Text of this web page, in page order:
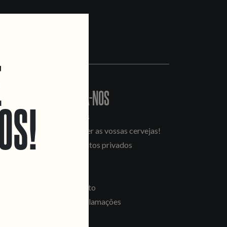
CONTACTA-NOS
Informações
Quero vender as vossas cervejas!
Tours e eventos privados
Recrutamento
Livro de Reclamações